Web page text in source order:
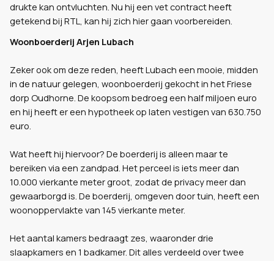
drukte kan ontvluchten. Nu hij een vet contract heeft
getekend bij RTL, kan hij zich hier gaan voorbereiden.
Woonboerderij Arjen Lubach
Zeker ook om deze reden, heeft Lubach een mooie, midden
in de natuur gelegen, woonboerderij gekocht in het Friese
dorp Oudhorne. De koopsom bedroeg een half miljoen euro
en hij heeft er een hypotheek op laten vestigen van 630.750
euro.
Wat heeft hij hiervoor? De boerderij is alleen maar te
bereiken via een zandpad. Het perceel is iets meer dan
10.000 vierkante meter groot, zodat de privacy meer dan
gewaarborgd is. De boerderij, omgeven door tuin, heeft een
woonoppervlakte van 145 vierkante meter.
Het aantal kamers bedraagt zes, waaronder drie
slaapkamers en 1 badkamer. Dit alles verdeeld over twee